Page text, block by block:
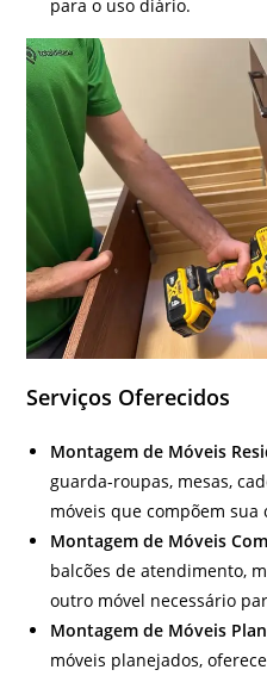
para o uso diário.
Serviços Oferecidos
Montagem de Móveis
guarda-roupas, mesas,
móveis que compõem sua
Montagem de Móveis
balcões de atendimento,
outro móvel necessário
Montagem de Móveis
móveis planejados,